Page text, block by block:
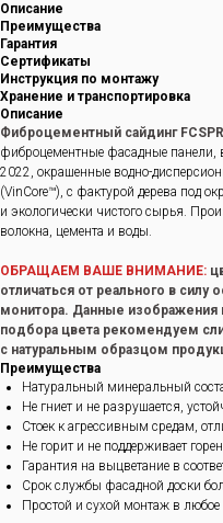
Описание
Преимущества
Гарантия
Сертификаты
Инструкция по монтажу
Хранение и транспортировка
Описание
Фиброцементный сайдинг
фиброцементные фасадные
2022, окрашенные водно-
(VinCore™), с фактурой дерева под
и экологически чистого сырья.
волокна, цемента и воды.
ОБРАЩАЕМ ВАШЕ ВНИМАНИЕ:
отличаться от реального в
монитора. Данные изображения
подбора цвета рекомендуем
с натуральным образцом
Преимущества
Натуральный минеральный
Не гниет и не разрушается,
Стоек к агрессивным средам,
Не горит и не поддерживает
Гарантия на выцветание в
Срок службы фасадной доски
Простой и сухой монтаж в любое